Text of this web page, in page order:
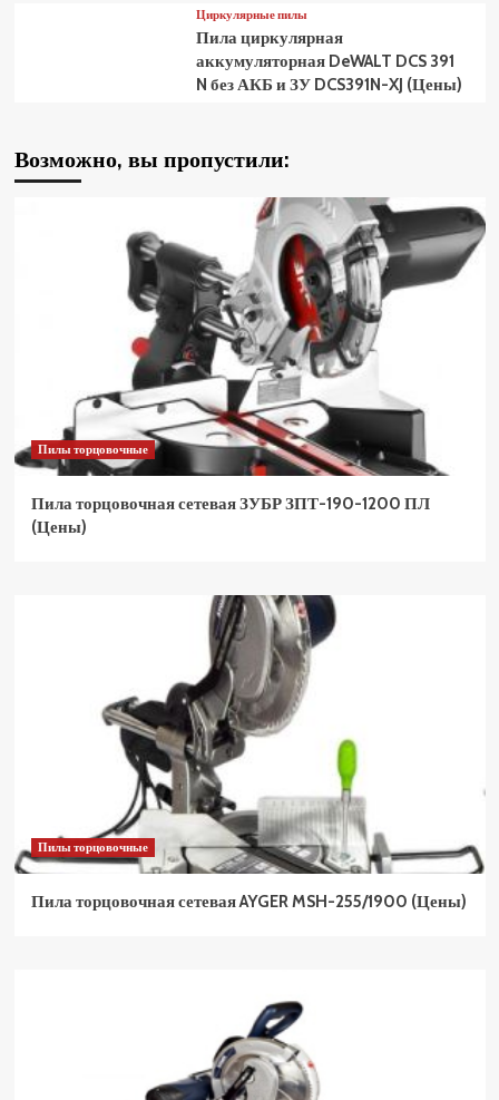
Циркулярные пилы
Пила циркулярная
аккумуляторная DeWALT DCS 391
N без АКБ и ЗУ DCS391N-XJ (Цены)
Возможно, вы пропустили:
Пилы торцовочные
Пила торцовочная сетевая ЗУБР ЗПТ-190-1200 ПЛ
(Цены)
Пилы торцовочные
Пила торцовочная сетевая AYGER MSH-255/1900 (Цены)